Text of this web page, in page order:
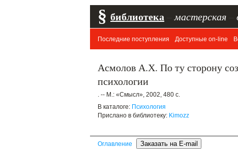
§ библиотека мастерская
Последние поступления Доступные on-line
Асмолов А.Х. По ту сторону
психологии
. -- М.: «Смысл», 2002, 480 с.
В каталоге: Психология
Прислано в библиотеку: Kimozz
Оглавление